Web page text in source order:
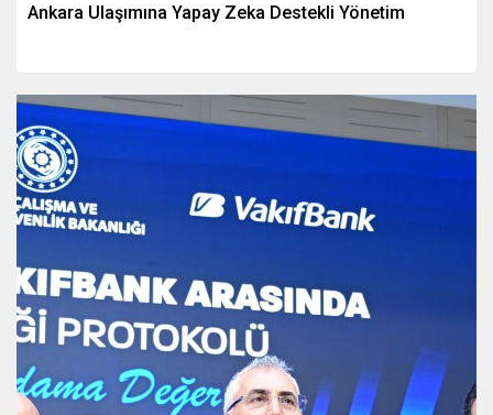
Ankara Ulaşımına Yapay Zeka Destekli Yönetim